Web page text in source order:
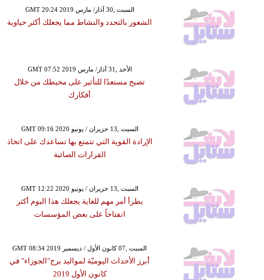
GMT 20:24 2019 السبت ,30 آذار/ مارس
الشعور بالتجدد والنشاط مما يجعلك أكثر حياوية
GMT 07:52 2019 الأحد ,31 آذار/ مارس
تصبح مستعدًا للتأثير على محيطك من خلال
أفكارك
GMT 09:16 2020 السبت ,13 حزيران / يونيو
الإرادة القوية التي تتمتع بها تساعدك على اتخاذ
القرارات الصائبة
GMT 12:22 2020 السبت ,13 حزيران / يونيو
يطرأ أمر مهم للغاية يجعلك هذا اليوم أكثر
انفتاحاً على بعض المؤسسات
GMT 08:34 2019 السبت ,07 كانون الأول / ديسمبر
أبرز الأحداث اليوميّة لمواليد برج"الجوزاء" في
كانون الأول 2019